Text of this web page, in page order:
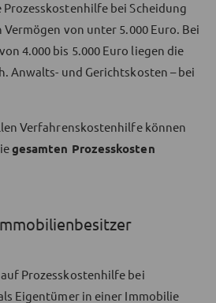
bei Scheidung
von unter 5.000 Euro. Bei
4.000 bis 5.000 Euro liegen die
Anwalts- und Gerichtskosten – bei
Verfahrenskostenhilfe können
gesamten Prozesskosten
Prozesskostenhilfe bei
Eigentümer in einer Immobilie